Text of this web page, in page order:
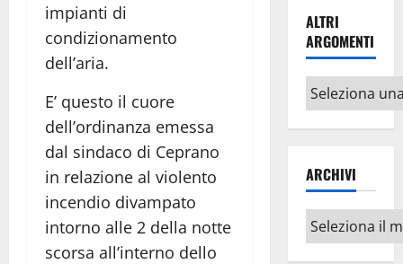
impianti di
condizionamento
dell’aria.
E’ questo il cuore
dell’ordinanza emessa
dal sindaco di Ceprano
in relazione al violento
incendio divampato
intorno alle 2 della notte
scorsa all’interno dello
ALTRI
ARGOMENTI
Altri
argomenti
ARCHIVI
Archivi